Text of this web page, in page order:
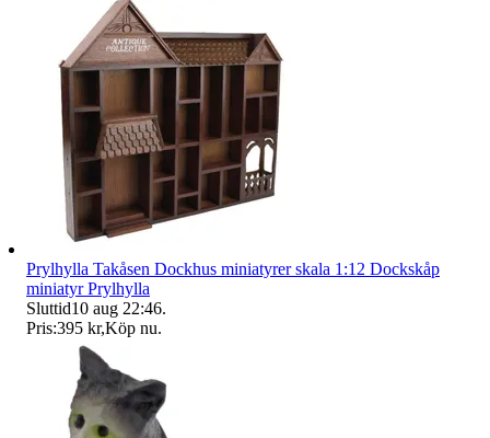
Prylhylla Takåsen Dockhus miniatyrer skala 1:12 Dockskåp
miniatyr Prylhylla
Sluttid10 aug 22:46.
Pris:395 kr,Köp nu.